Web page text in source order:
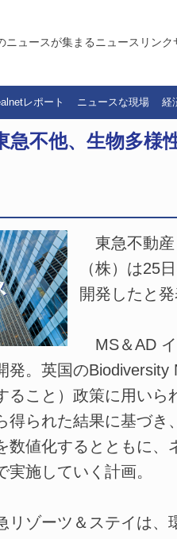
ニュースが集まるニュースリンク
レポート ニュースな現場 経
急不他、生物多
東急不動産
（株）は25
開発したと発
MS＆AD イ
発。英国のBiodiversity
ること）政策に用いら
られた結果に基づき
数値化するとともに、
施していく計画。
ゾーツ＆ステイは、